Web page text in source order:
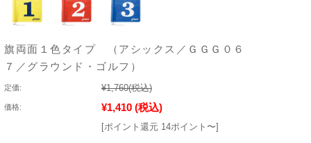
旗両面１色タイプ （アシックス／ＧＧＧ０６
７／グラウンド・ゴルフ）
定価: ¥1,760(税込)
価格: ¥1,410 (税込)
[ポイント還元 14ポイント〜]